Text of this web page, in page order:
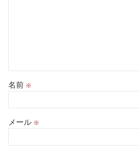
名前 ※
メール ※